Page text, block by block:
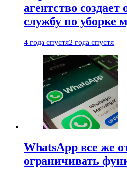
агентство
службу по уборке
4 года спустя2 года спустя
WhatsApp все же
ограничивать